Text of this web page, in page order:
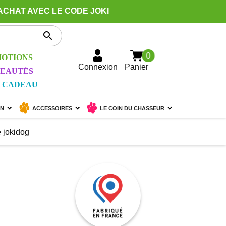
AVEC LE CODE JOKI

CADEAU
Connexion Panier
0
ACCESSOIRES LE COIN DU CHASSEUR
jokidog